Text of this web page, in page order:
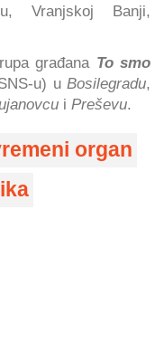
Vranjskoj Banji,
građana To smo
u) uBosilegradu,
i Preševu.
organ